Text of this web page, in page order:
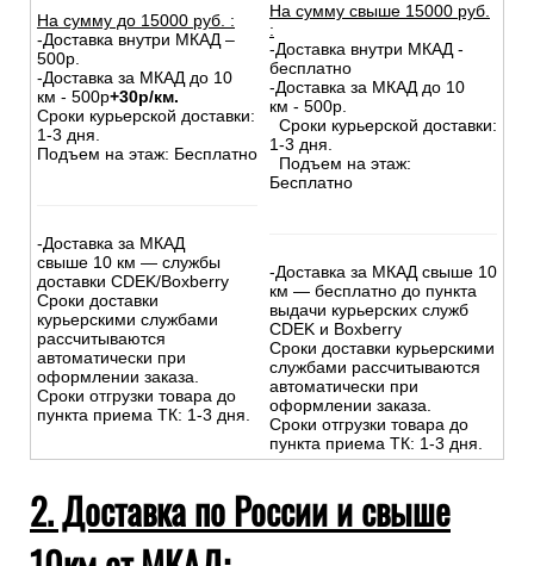
На сумму до 15000 руб. :
-Доставка внутри МКАД –
500р.
-Доставка за МКАД до 10
км - 500р+30р/км.
Сроки курьерской доставки:
1-3 дня.
Подъем на этаж: Бесплатно
-Доставка за МКАД
свыше 10 км — службы
доставки CDEK/Boxberry
Сроки доставки
курьерскими службами
рассчитываются
автоматически при
оформлении заказа.
Сроки отгрузки товара до
пункта приема ТК: 1-3 дня.
На сумму свыше 15000 руб.
:
-Доставка внутри МКАД -
бесплатно
-Доставка за МКАД до 10
км - 500р.
Сроки курьерской доставки:
1-3 дня.
Подъем на этаж:
Бесплатно
-Доставка за МКАД свыше 10
км — бесплатно до пункта
выдачи курьерских служб
CDEK и Boxberry
Сроки доставки курьерскими
службами рассчитываются
автоматически при
оформлении заказа.
Сроки отгрузки товара до
пункта приема ТК: 1-3 дня.
2. Доставка по России и свыше